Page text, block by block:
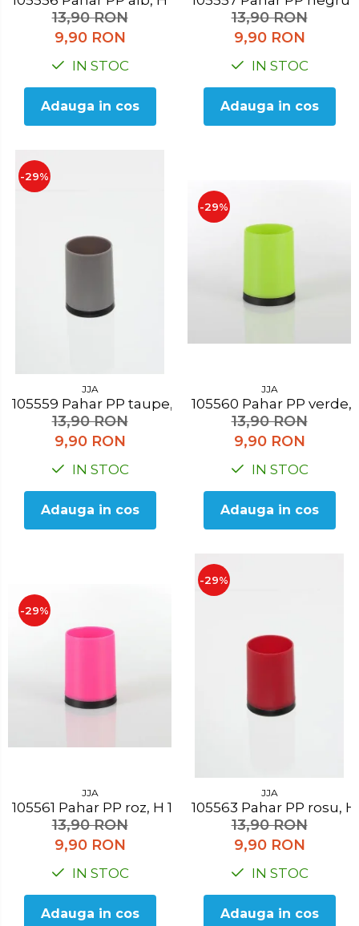
13,90 RON
9,90 RON
IN STOC
Adauga in cos
13,90 RON
9,90 RON
IN STOC
Adauga in cos
-29%
JJA
105559 Pahar PP taupe, H 10.3 cm
13,90 RON
9,90 RON
IN STOC
Adauga in cos
-29%
JJA
105560 Pahar PP
13,90 RON
9,90 RON
IN STOC
Adauga in cos
-29%
JJA
105561 Pahar PP roz, H 10.3 cm
13,90 RON
9,90 RON
IN STOC
Adauga in cos
-29%
JJA
105563 Pahar PP
13,90 RON
9,90 RON
IN STOC
Adauga in cos